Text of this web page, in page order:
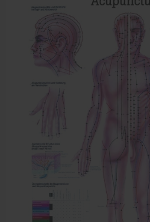
Dry Needling
Echogel & Ultrasoundgel
Verbruiksmaterialen
Massage
Massagetafels
Sportbraces
EHBO en BHV
Pedicure artikelen
Behandelstoel elektrisch